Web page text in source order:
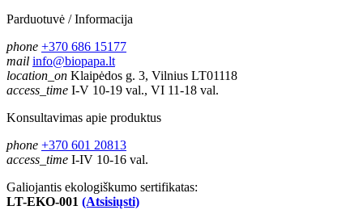
Parduotuvė / Informacija
phone +370 686 15177
mail info@biopapa.lt
location_on Klaipėdos g. 3, Vilnius LT01118
access_time I-V 10-19 val., VI 11-18 val.
Konsultavimas apie produktus
phone +370 601 20813
access_time I-IV 10-16 val.
Galiojantis ekologiškumo sertifikatas:
LT-EKO-001 (Atsisiųsti)